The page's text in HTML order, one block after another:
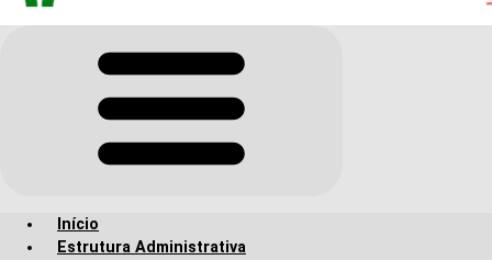
Início
Estrutura Administrativa